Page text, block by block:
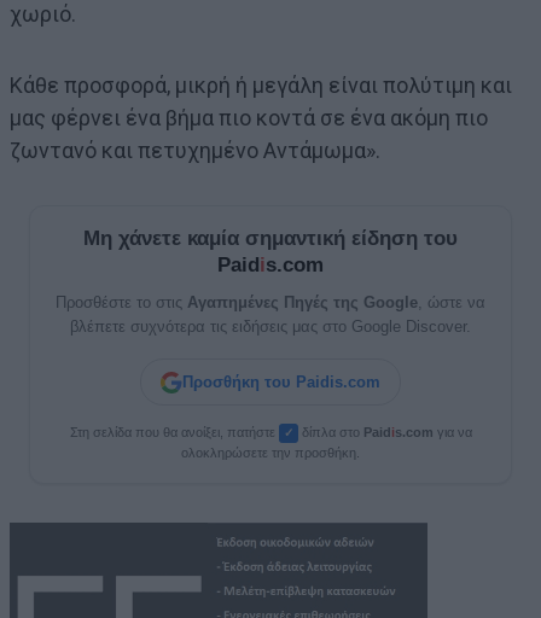
χωριό.
Κάθε προσφορά, μικρή ή μεγάλη είναι πολύτιμη και
μας φέρνει ένα βήμα πιο κοντά σε ένα ακόμη πιο
ζωντανό και πετυχημένο Αντάμωμα».
Μη χάνετε καμία σημαντική είδηση του
Paidis.com
Προσθέστε το στις Αγαπημένες Πηγές της Google, ώστε να
βλέπετε συχνότερα τις ειδήσεις μας στο Google Discover.
Προσθήκη του Paidis.com
Στη σελίδα που θα ανοίξει, πατήστε ✓ δίπλα στο Paidis.com για να
ολοκληρώσετε την προσθήκη.